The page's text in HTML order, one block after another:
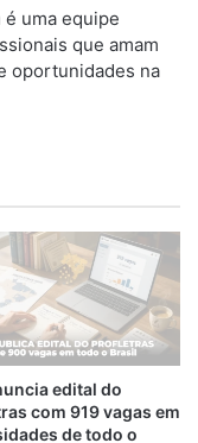
é uma equipe
que amam
oportunidades na
edital do
com 919 vagas em
de todo o